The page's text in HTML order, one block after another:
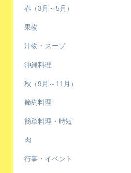
春（3月～5月）
果物
汁物・スープ
沖縄料理
秋（9月～11月）
節約料理
簡単料理・時短
肉
行事・イベント